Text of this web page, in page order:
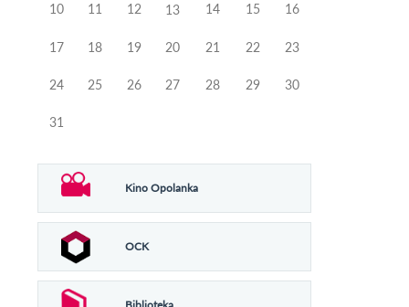
10 11 12 13 14 15 16
17 18 19 20 21 22 23
24 25 26 27 28 29 30
31
Kino Opolanka
OCK